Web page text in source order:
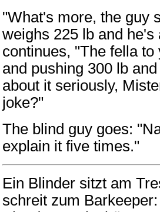
"What's more, the guy
weighs 225 lb and
continues, "The fella
and pushing 300 lb
about it seriously,
joke?"
The blind guy goes:
explain it five times."
Ein Blinder sitzt am
schreit zum